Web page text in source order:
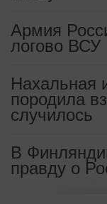
Армия
логово ВСУ
Нахальная
породила
случилось
В
правду о